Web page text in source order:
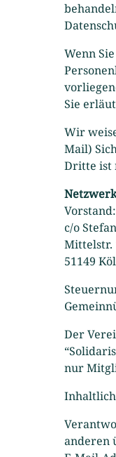
Wenn
Sie
Wir
Mail)
Dritte ist
c/o
Mittelstr.
51149
Der
nur
Inhaltlich
anderen